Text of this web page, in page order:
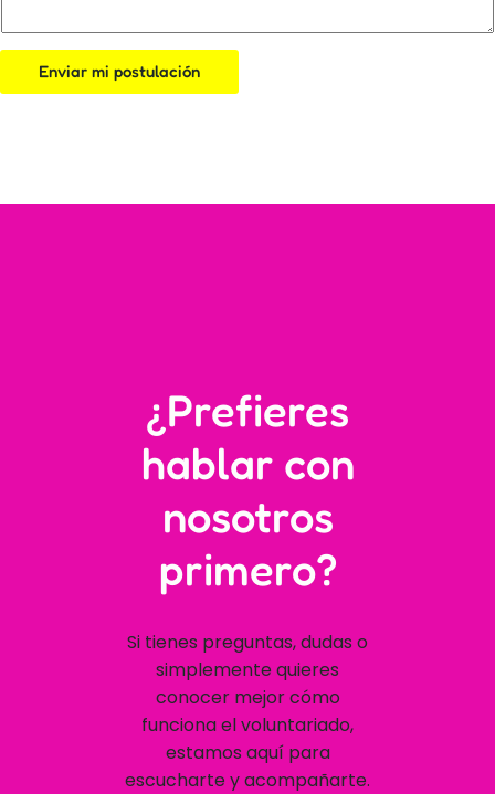
í
s
i
Enviar mi postulación
¿Prefieres
hablar con
nosotros
primero?
Si tienes preguntas, dudas o
simplemente quieres
conocer mejor cómo
funciona el voluntariado,
estamos aquí para
escucharte y acompañarte.